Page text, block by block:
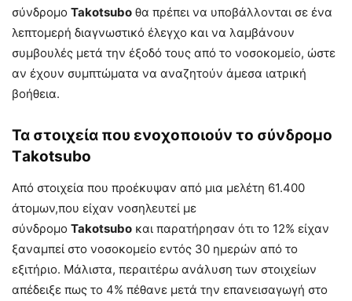
σύνδρομο Takotsubo θα πρέπει να υποβάλλονται σε ένα
λεπτομερή διαγνωστικό έλεγχο και να λαμβάνουν
συμβουλές μετά την έξοδό τους από το νοσοκομείο, ώστε
αν έχουν συμπτώματα να αναζητούν άμεσα ιατρική
βοήθεια.
Τα στοιχεία που ενοχοποιούν το σύνδρομο
Τakotsubo
Από στοιχεία που προέκυψαν από μια μελέτη 61.400
άτομων,που είχαν νοσηλευτεί με
σύνδρομο Takotsubo και παρατήρησαν ότι το 12% είχαν
ξαναμπεί στο νοσοκομείο εντός 30 ημερών από το
εξιτήριο. Mάλιστα, περαιτέρω ανάλυση των στοιχείων
απέδειξε πως το 4% πέθανε μετά την επανεισαγωγή στο